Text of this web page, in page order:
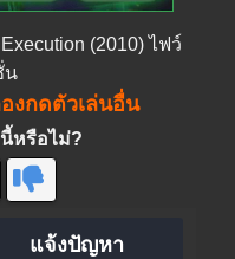
(2010) ไฟว์
น
งกดตัวเล่นอื่น
หรือไม่?
แจ้งปัญหา